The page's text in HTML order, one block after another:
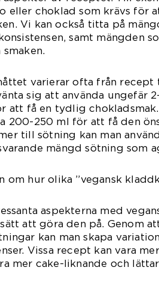
eller choklad som krävs för
Vi kan också titta på
samt mängden
varierar ofta från
sig att använda ungefär
att få en tydlig
200-250 ml för att få den
till sötning kan man
mängd sötning som
om hur olika ”vegansk
aspekterna med
att göra den på. Genom
kan man skapa
Vissa recept kan vara
mer cake-liknande och